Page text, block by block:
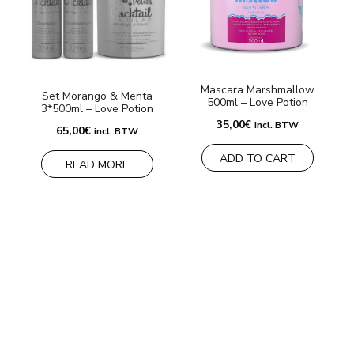
Set Morango & Menta
3*500ml – Love Potion
65,00€ incl. BTW
READ MORE
Mascara Marshmallow
500ml – Love Potion
35,00€ incl. BTW
ADD TO CART